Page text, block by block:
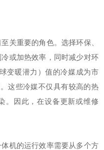
重要的角色。选择环保、
或加热效率，同时减少对环
变暖潜力）值的冷媒成为市
这些冷媒不仅具有较高的热
。因此，在设备更新或维修
机的运行效率需要从多个方